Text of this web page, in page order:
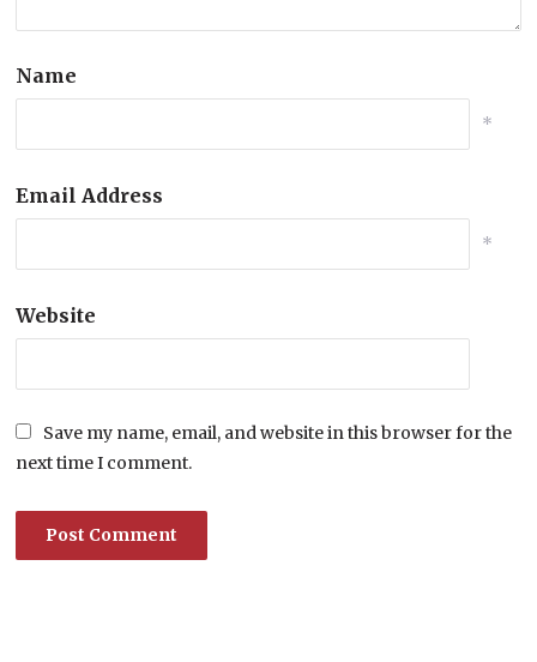
Name
*
Email Address
*
Website
Save my name, email, and website in this browser for the
next time I comment.